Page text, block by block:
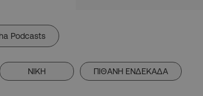
Podcasts
ΝΙΚΗ
ΠΙΘΑΝΗ ΕΝΔΕΚΑΔΑ